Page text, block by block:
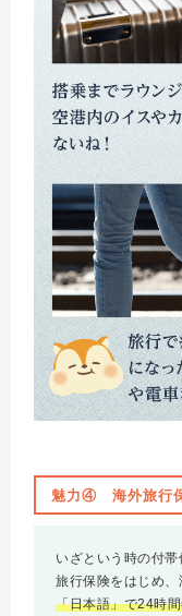
魅力④ 海外旅行
いざという時の付
旅行保険をはじめ
「日本語」で24時